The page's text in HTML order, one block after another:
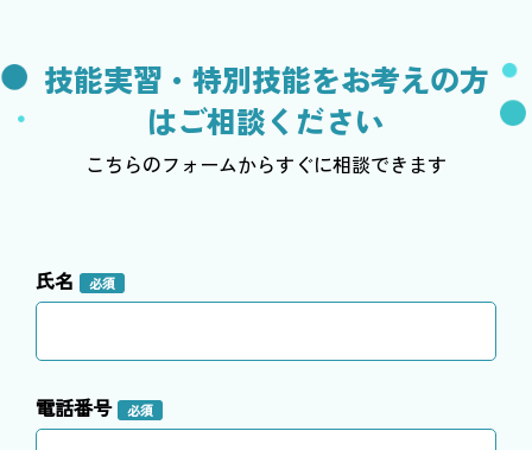
技能実習・特別技能をお考えの方
はご相談ください
こちらのフォームからすぐに相談できます
氏名 必須
電話番号 必須